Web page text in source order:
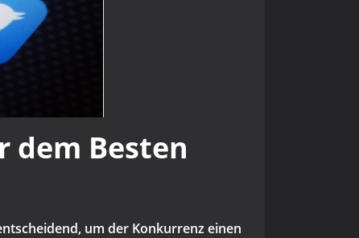
dem Besten
um der Konkurrenz einen